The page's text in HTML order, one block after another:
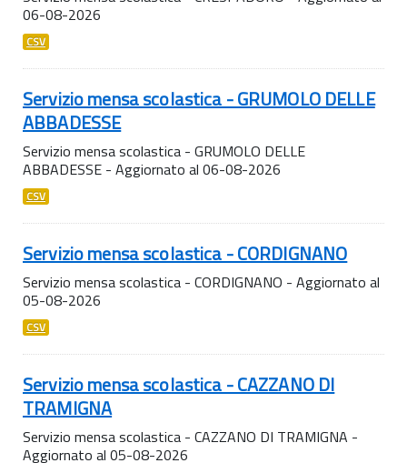
06-08-2026
CSV
Servizio mensa scolastica - GRUMOLO DELLE
ABBADESSE
Servizio mensa scolastica - GRUMOLO DELLE
ABBADESSE - Aggiornato al 06-08-2026
CSV
Servizio mensa scolastica - CORDIGNANO
Servizio mensa scolastica - CORDIGNANO - Aggiornato al
05-08-2026
CSV
Servizio mensa scolastica - CAZZANO DI
TRAMIGNA
Servizio mensa scolastica - CAZZANO DI TRAMIGNA -
Aggiornato al 05-08-2026